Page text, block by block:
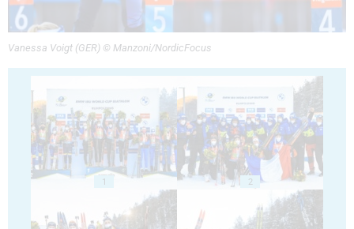
Vanessa Voigt (GER) © Manzoni/NordicFocus
1 2